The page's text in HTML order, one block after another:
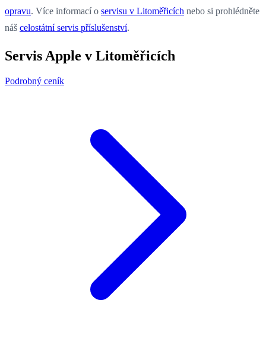
opravu. Více informací o servisu v Litoměřicích nebo si prohlédněte
náš celostátní servis příslušenství.
Servis Apple v Litoměřicích
Podrobný ceník